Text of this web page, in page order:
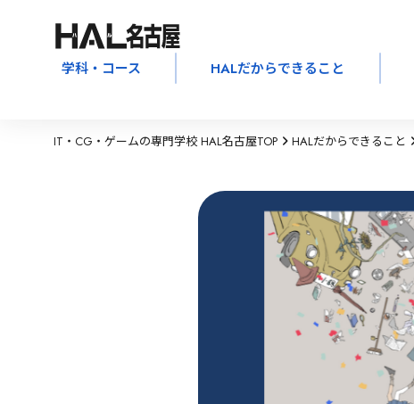
学科・コース HALだからできること
IT・CG・ゲームの専門学校 HAL名古屋TOP HALだからできること